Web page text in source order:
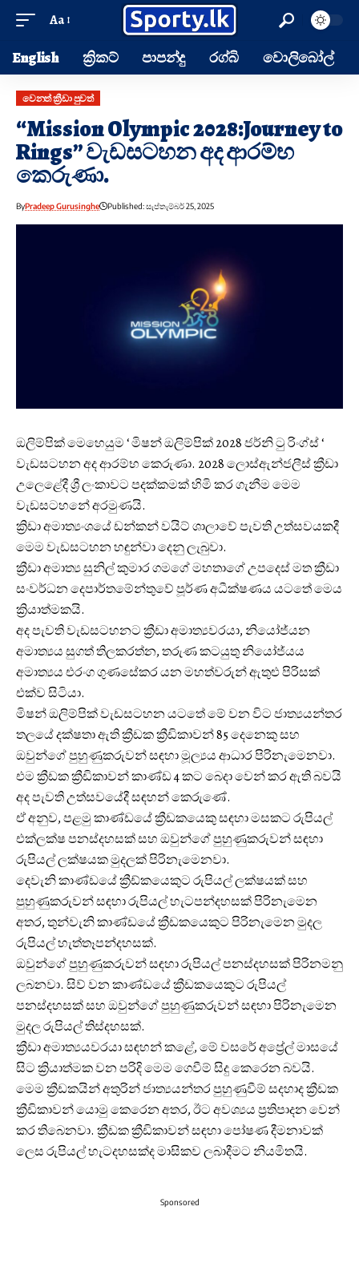
Aa
English ක්‍රිකට් පාපන්දු රග්බි වොලිබෝල්
වෙනත් ක්‍රීඩා පුවත්
“Mission Olympic 2028:Journey to
Rings” වැඩසටහන අද ආරම්භ
කෙරුණා.
ByPradeep Gurusinghe Published: සැප්තැම්බර් 25, 2025
ඔලිම්පික් මෙහෙයුම ‘ මිෂන් ඔලිම්පික් 2028 ජර්නි ටු රිංග්ස් ‘
වැඩසටහන අද ආරම්භ කෙරුණා. 2028 ලොස්ඇන්ජලීස් ක්‍රීඩා
උලෙළේදී ශ්‍රී ලංකාවට පදක්කමක් හිමි කර ගැනීම මෙම
වැඩසටහනේ අරමුණයි.
ක්‍රිඩා අමාත්‍යංශයේ ඩන්කන් වයිට් ශාලාවේ පැවති උත්සවයකදී
මෙම වැඩසටහන හඳුන්වා දෙනු ලැබුවා.
ක්‍රීඩා අමාත්‍ය සුනිල් කුමාර ගමගේ මහතාගේ උපදෙස් මත ක්‍රීඩා
සංවර්ධන දෙපාර්තමේන්තුවේ පූර්ණ අධීක්ෂණය යටතේ මෙය
ක්‍රියාත්මකයි.
අද පැවති වැඩසටහනට ක්‍රීඩා අමාත්‍යවරයා, නියෝජ්යන
අමාත්‍යය සුගත් තිලකරත්න, තරුණ කටයුතු නියෝජ්යය
අමාත්‍යය එරංග ගුණසේකර යන මහත්වරුන් ඇතුළු පිරිසක්
එක්ව සිටියා.
මිෂන් ඔලිම්පික් වැඩසටහන යටතේ මේ වන විට ජාත්‍යයන්තර
තලයේ දක්ෂතා ඇති ක්‍රීඩක ක්‍රීඩිකාවන් 85 දෙනෙකු සහ
ඔවුන්ගේ පුහුණුකරුවන් සඳහා මූල්‍යය ආධාර පිරිනැමෙනවා.
එම ක්‍රීඩක ක්‍රීඩිකාවන් කාණ්ඩ 4 කට බෙදා වෙන් කර ඇති බවයි
අද පැවති උත්සවයේදී සඳහන් කෙරුණේ.
ඒ අනුව, පළමු කාණ්ඩයේ ක්‍රීඩකයෙකු සඳහා මසකට රුපියල්
එක්ලක්ෂ පනස්දහසක් සහ ඔවුන්ගේ පුහුණුකරුවන් සඳහා
රුපියල් ලක්ෂයක මුදලක් පිරිනැමෙනවා.
දෙවැනි කාණ්ඩයේ ක්‍රීඩ්කයෙකුට රුපියල් ලක්ෂයක් සහ
පුහුණුකරුවන් සඳහා රුපියල් හැටපන්දහසක් පිරිනැමෙන
අතර, තුන්වැනි කාණ්ඩයේ ක්‍රීඩකයෙකුට පිරිනැමෙන මුදල
රුපියල් හැත්තෑපන්දහසක්.
ඔවුන්ගේ පුහුණුකරුවන් සඳහා රුපියල් පනස්දහසක් පිරිනමනු
ලබනවා. සිව් වන කාණ්ඩයේ ක්‍රීඩකයෙකුට රුපියල්
පනස්දහසක් සහ ඔවුන්ගේ පුහුණුකරුවන් සඳහා පිරිනැමෙන
මුදල රුපියල් තිස්දහසක්.
ක්‍රීඩා අමාත්‍යයවරයා සඳහන් කළේ, මේ වසරේ අප්‍රේල් මාසයේ
සිට ක්‍රියාත්මක වන පරිදි මෙම ගෙවීම් සිදු කෙරෙන බවයි.
මෙම ක්‍රීඩකයින් අතුරින් ජාත්‍යයන්තර පුහුණුවීම් සදහාද ක්‍රීඩක
ක්‍රීඩිකාවන් යොමු කෙරෙන අතර, ඊට අවශ්‍යය ප්‍රතිපාදන වෙන්
කර තිබෙනවා. ක්‍රීඩක ක්‍රීඩිකාවන් සඳහා පෝෂණ දීමනාවක්
ලෙස රුපියල් හැටදහසක්ද මාසිකව ලබාදීමට නියමිතයි.
Sponsored